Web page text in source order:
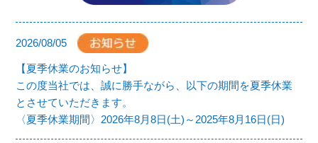
2026/08/05
【夏季休業のお知らせ】
この度当社では、誠に勝手ながら、以下の期間を夏季休業
とさせていただきます。
〈夏季休業期間〉2026年8月8日(土)～2025年8月16日(日)